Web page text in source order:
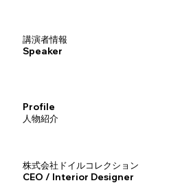
講演者情報
Speaker
Profile
人物紹介
株式会社ドイルコレクション
CEO / Interior Designer